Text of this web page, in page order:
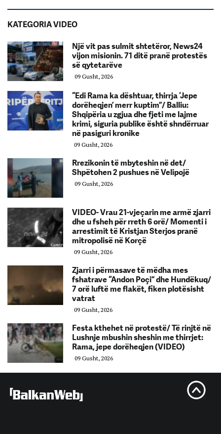
KATEGORIA VIDEO
Një vit pas sulmit shtetëror, News24
vijon misionin. 71 ditë pranë protestës
së qytetarëve
09 Gusht, 2026
“Edi Rama ka dështuar, thirrja ‘Jepe
dorëheqjen’ merr kuptim”/ Balliu:
Shqipëria u zgjua dhe fjeti me lajme
krimi, siguria publike është shndërruar
në pasiguri kronike
09 Gusht, 2026
Rrezikonin të mbyteshin në det/
Shpëtohen 2 pushues në Velipojë
09 Gusht, 2026
VIDEO- Vrau 21-vjeçarin me armë zjarri
dhe u fsheh për rreth 6 orë/ Momenti i
arrestimit të Kristjan Sterjos pranë
mitropolisë në Korçë
09 Gusht, 2026
Zjarri i përmasave të mëdha mes
fshatrave “Andon Poçi” dhe Hundëkuq/
7 orë luftë me flakët, fiken plotësisht
vatrat
09 Gusht, 2026
Festa kthehet në protestë/ Të rinjtë në
Lushnje mbushin sheshin me thirrjet:
Rama, jepe dorëheqjen (VIDEO)
09 Gusht, 2026